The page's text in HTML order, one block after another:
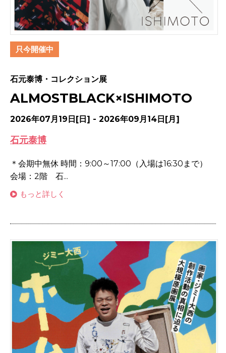
只今開催中
石元泰博・コレクション展
ALMOSTBLACK×ISHIMOTO
2026年07月19日[日] - 2026年09月14日[月]
石元泰博
＊会期中無休 時間：9:00～17:00（入場は16:30まで）
会場：2階 石...
もっと詳しく